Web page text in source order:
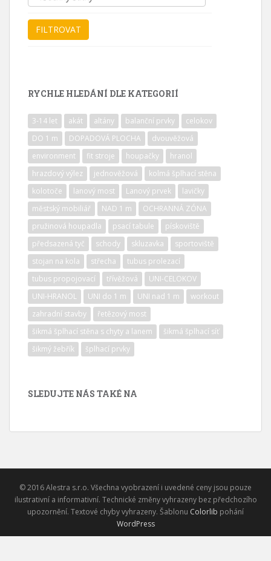
RYCHLE HLEDÁNÍ DLE KATEGORIÍ
3-14 let akát altány balanční prvky
celokov
DO 1 m
DOPADOVÁ PLOCHA
dvouvěžová
environment
fit stroje houpačky
hranol
hrazdový výlez
jednověžová
kolmá šplhací stěna
kolotoče
lanový most Lanový prvek
lavičky
městský mobiliář
NAD 1 m
OCHRANNÁ ZÓNA
pružinová houpadla
psací tabule
pískoviště
předsazená tyč
schody skluzavka
sportoviště
stojan na kola
střecha
tubus prolezací
tubus propojovací
třívěžová
UNI-CELOKOV
UNI-HRANOL
UNI do 1 m UNI nad 1 m
workout
zahradní stavby
řetězový most
šikmá šplhací stěna s chyty a lanem
šikmá šplhací síť
šikmý žebřík
šplhací prvky
SLEDUJTE NÁS TAKÉ NA
© 2016 Alestra s.r.o. Všechna vyobrazení i uvedené ceny jsou pouze
ilustrativní a informativní. Technické změny vyhrazeny bez předchozího
upozornění. Textové chyby vyhrazeny. Šablonu Colorlib pohání
WordPress